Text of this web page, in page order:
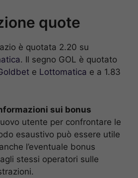
quote
è quotata 2.20 su
. Il segno GOL è quotato
e Lottomatica e a 1.83
sui bonus
utente per confrontare le
esaustivo può essere utile
l’eventuale bonus
stessi operatori sulle